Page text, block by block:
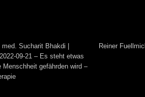
Sucharit Bhakdi |
09-21 – Es steht etwas
Menschheit gefährden wird –
Reiner